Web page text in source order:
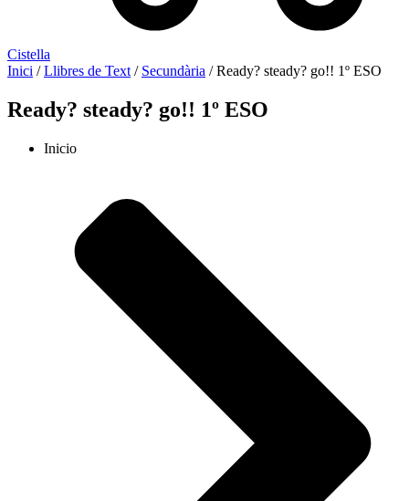
Cistella
Inici /Llibres de Text / Secundària / Ready? steady? go!! 1º ESO
Ready? steady? go!! 1º ESO
Inicio